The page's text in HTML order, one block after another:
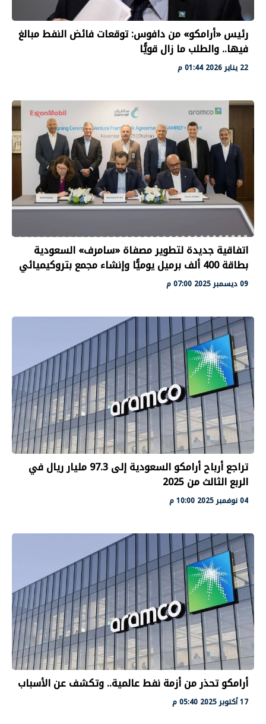
رئيس «أرامكو» من دافوس: توقعات فائض النفط مبالغ
فيها.. والطلب ما زال قويًّا
22 يناير 2026 01:44 م
اتفاقية جديدة لتطوير مصفاة «سامرف» السعودية
بطاقة 400 ألف برميل يوميًّا وإنشاء مجمع بتروكيميائي
09 ديسمبر 2025 07:00 م
تراجع أرباح أرامكو السعودية إلى 97.3 مليار ريال في
الربع الثالث من 2025
04 نوفمبر 2025 10:00 م
أرامكو تحذر من أزمة نفط عالمية.. وتكشف عن الأسباب
17 أكتوبر 2025 05:40 م